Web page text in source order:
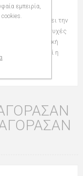
«long-lived».
πορτοφόλι αλλάζει την
στις πτυχές
µια φυσική
αποκατασταθεί η
εμπειρία,